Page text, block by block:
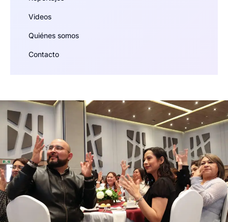
Videos
Quiénes somos
Contacto